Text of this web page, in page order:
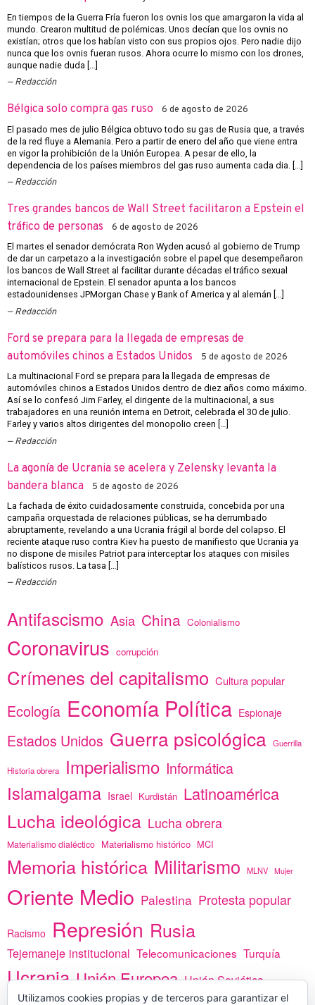
En tiempos de la Guerra Fría fueron los ovnis los que amargaron la vida al
mundo. Crearon multitud de polémicas. Unos decían que los ovnis no
existían; otros que los habían visto con sus propios ojos. Pero nadie dijo
nunca que los ovnis fueran rusos. Ahora ocurre lo mismo con los drones,
aunque nadie duda […]
Redacción
Bélgica solo compra gas ruso 6 de agosto de 2026
El pasado mes de julio Bélgica obtuvo todo su gas de Rusia que, a través
de la red fluye a Alemania. Pero a partir de enero del año que viene entra
en vigor la prohibición de la Unión Europea. A pesar de ello, la
dependencia de los países miembros del gas ruso aumenta cada dia. […]
Redacción
Tres grandes bancos de Wall Street facilitaron a Epstein el
tráfico de personas
6 de agosto de 2026
El martes el senador demócrata Ron Wyden acusó al gobierno de Trump
de dar un carpetazo a la investigación sobre el papel que desempeñaron
los bancos de Wall Street al facilitar durante décadas el tráfico sexual
internacional de Epstein. El senador apunta a los bancos
estadounidenses JPMorgan Chase y Bank of America y al alemán […]
Redacción
Ford se prepara para la llegada de empresas de
automóviles chinos a Estados Unidos
5 de agosto de 2026
La multinacional Ford se prepara para la llegada de empresas de
automóviles chinos a Estados Unidos dentro de diez años como máximo.
Así se lo confesó Jim Farley, el dirigente de la multinacional, a sus
trabajadores en una reunión interna en Detroit, celebrada el 30 de julio.
Farley y varios altos dirigentes del monopolio creen […]
Redacción
La agonía de Ucrania se acelera y Zelensky levanta la
bandera blanca
5 de agosto de 2026
La fachada de éxito cuidadosamente construida, concebida por una
campaña orquestada de relaciones públicas, se ha derrumbado
abruptamente, revelando a una Ucrania frágil al borde del colapso. El
reciente ataque ruso contra Kiev ha puesto de manifiesto que Ucrania ya
no dispone de misiles Patriot para interceptar los ataques con misiles
balísticos rusos. La tasa […]
Redacción
Antifascismo Asia China Colonialismo
Coronavirus corrupción
Crímenes del capitalismo Cultura popular
Ecología Economía Política Espionaje
Estados Unidos Guerra psicológica Guerrilla
Historia obrera Imperialismo Informática
Islamalgama Israel Kurdistán Latinoamérica
Lucha ideológica Lucha obrera
Materialismo dialéctico Materialismo histórico MCI
Memoria histórica Militarismo MLNV Mujer
Oriente Medio Palestina Protesta popular
Racismo Represión Rusia
Tejemaneje institucional Telecomunicaciones Turquía
Ucrania Unión Europea Unión Soviética
Utilizamos cookies propias y de terceros para garantizar el